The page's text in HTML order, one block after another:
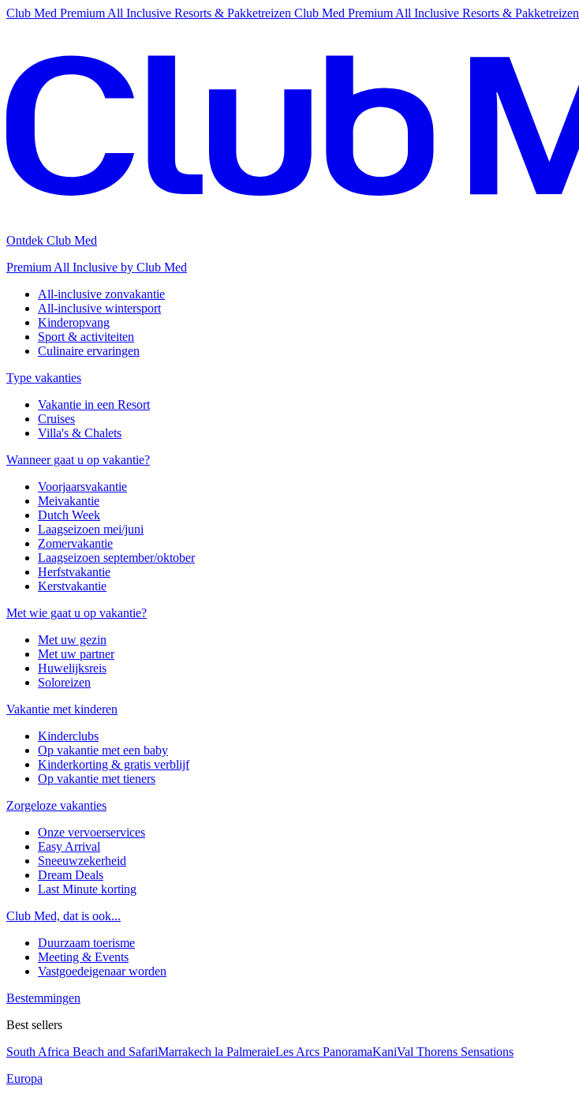
Club Med Premium All Inclusive Resorts & Pakketreizen Club Med Premium All Inclusive Resorts & Pakketreizen
Ontdek Club Med
Premium All Inclusive by Club Med
All-inclusive zonvakantie
All-inclusive wintersport
Kinderopvang
Sport & activiteiten
Culinaire ervaringen
Type vakanties
Vakantie in een Resort
Cruises
Villa's & Chalets
Wanneer gaat u op vakantie?
Voorjaarsvakantie
Meivakantie
Dutch Week
Laagseizoen mei/juni
Zomervakantie
Laagseizoen september/oktober
Herfstvakantie
Kerstvakantie
Met wie gaat u op vakantie?
Met uw gezin
Met uw partner
Huwelijksreis
Soloreizen
Vakantie met kinderen
Kinderclubs
Op vakantie met een baby
Kinderkorting & gratis verblijf
Op vakantie met tieners
Zorgeloze vakanties
Onze vervoerservices
Easy Arrival
Sneeuwzekerheid
Dream Deals
Last Minute korting
Club Med, dat is ook...
Duurzaam toerisme
Meeting & Events
Vastgoedeigenaar worden
Bestemmingen
Best sellers
South Africa Beach and SafariMarrakech la PalmeraieLes Arcs PanoramaKaniVal Thorens Sensations
Europa